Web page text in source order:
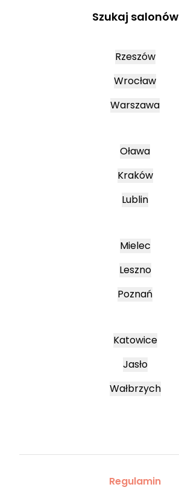
Szukaj salonów
Rzeszów
Wrocław
Warszawa
Oława
Kraków
Lublin
Mielec
Leszno
Poznań
Katowice
Jasło
Wałbrzych
Regulamin